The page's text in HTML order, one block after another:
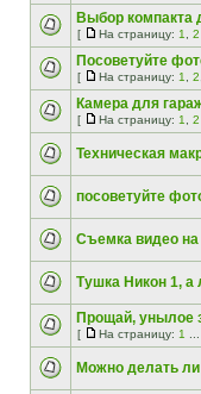
Выбор компакта
[ На страницу: 1 2
Посоветуйте
[ На страницу: 1 2
Камера для
[ На страницу: 1 2
Техническая
посоветуйте
Съемка видео на
Тушка Никон 1, а
Прощай, унылое
[ На страницу: 1
Можно делать